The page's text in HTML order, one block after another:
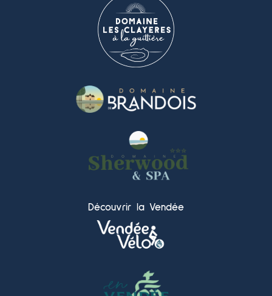
Découvrir la Vendée